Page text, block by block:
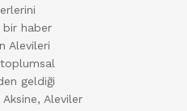
bir haber
Alevileri
geldiği
Aleviler